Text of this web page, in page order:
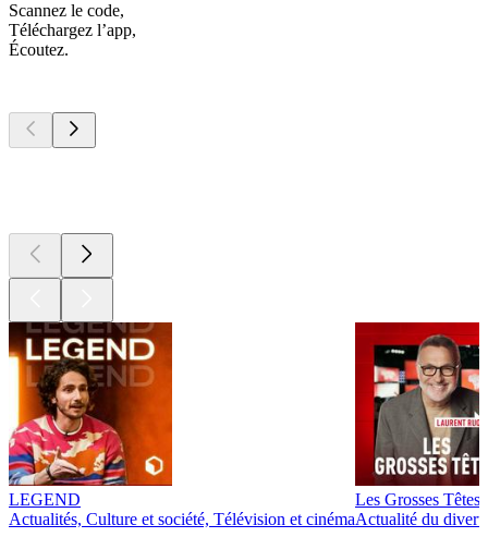
Scannez le code,
Téléchargez l’app,
Écoutez.
LEGEND
Actualités, Culture et société, Télévision et cinéma
Les Grosses Têtes
Actualité du